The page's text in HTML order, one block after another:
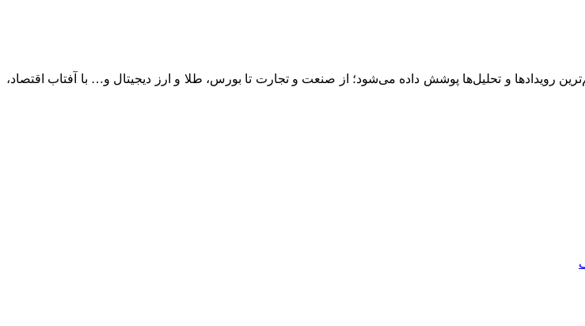
رویدادها و تحلیل‌ها پوشش داده می‌شود؛ از صنعت و تجارت تا بورس، طلا و ارز دیجیتال و… با آفتاب اقتصاد،